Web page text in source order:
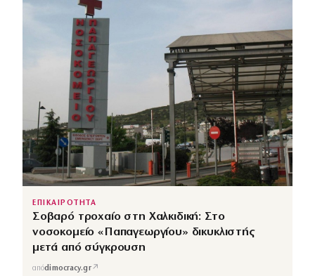
ΕΠΙΚΑΙΡΟΤΗΤΑ
Σοβαρό τροχαίο στη Χαλκιδική: Στο
νοσοκομείο «Παπαγεωργίου» δικυκλιστής
μετά από σύγκρουση
απόdimocracy.gr↗